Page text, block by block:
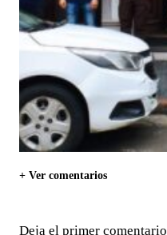
+ Ver comentarios
Deja el primer comentario